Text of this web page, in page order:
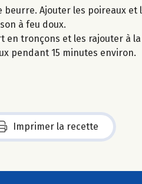
Ajouter les poireaux
à feu doux.
en tronçons et les rajouter à
pendant 15 minutes environ.
Imprimer la recette